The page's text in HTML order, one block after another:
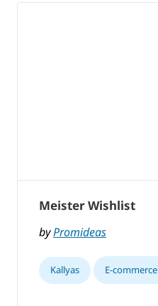
Meister Wishlist
byPromideas
Kallyas E-commerce